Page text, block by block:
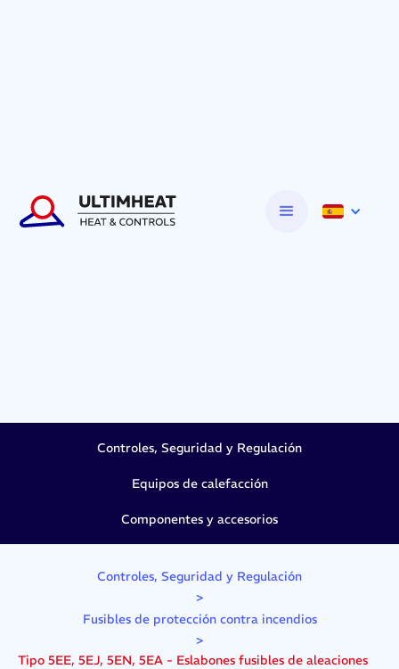
Controles, Seguridad y Regulación
Equipos de calefacción
Componentes y accesorios
Controles, Seguridad y Regulación
>
Fusibles de protección contra incendios
>
Tipo 5EE, 5EJ, 5EN, 5EA - Eslabones fusibles de aleaciones